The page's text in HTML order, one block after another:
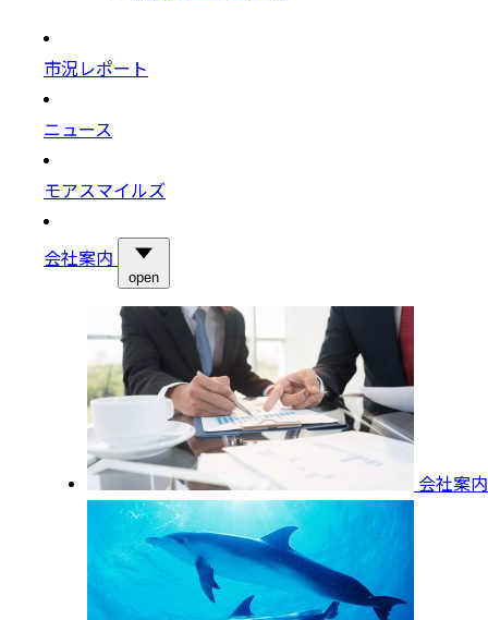
市況レポート
ニュース
モアスマイルズ
会社案内
open
会社案内